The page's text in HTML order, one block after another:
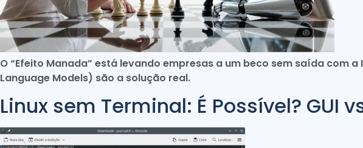
O “Efeito Manada” está levando empresas a um beco sem saída com
Language Models) são a solução real.
Linux sem Terminal: É Possível? GUI